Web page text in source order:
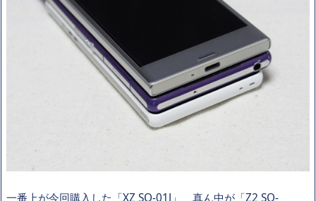
一番上が今回購入した「XZ SO-01J」、真ん中が「Z2 SO-